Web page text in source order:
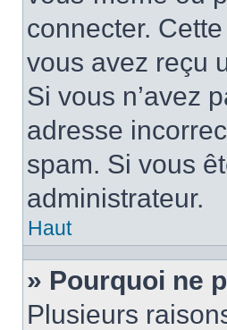
connecter.
vous avez reçu
Si vous n’avez
adresse
spam. Si vous
administrateur.
Haut
» Pourquoi ne
Plusieurs